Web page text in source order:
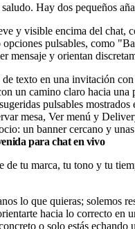
Hay dos pequeños
y visible encima del chat,
pulsables, como
mensaje y orientan
texto en una invitación
un camino claro hacia una
un banner cercano y
para chat en vivo
tu marca, tu tono y tu
lo que quieras; solemos
hacia lo correcto en
o solo estás echando